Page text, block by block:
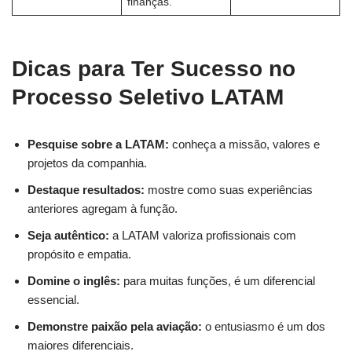
Dicas para Ter Sucesso no
Processo Seletivo LATAM
Pesquise sobre a LATAM: conheça a missão, valores e
projetos da companhia.
Destaque resultados: mostre como suas experiências
anteriores agregam à função.
Seja autêntico: a LATAM valoriza profissionais com
propósito e empatia.
Domine o inglês: para muitas funções, é um diferencial
essencial.
Demonstre paixão pela aviação: o entusiasmo é um dos
maiores diferenciais.